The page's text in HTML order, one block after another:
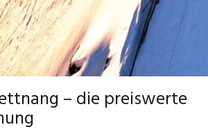
– die preiswerte